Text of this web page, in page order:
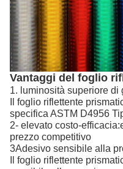
Vantaggi del foglio
1. luminosità superiore di
Il foglio riflettente
specifica ASTM D4956
2- elevato costo-
prezzo competitivo
3Adesivo sensibile alla
Il foglio riflettente